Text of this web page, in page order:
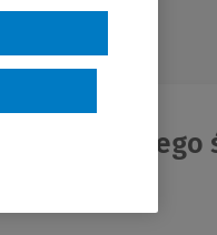
mojego